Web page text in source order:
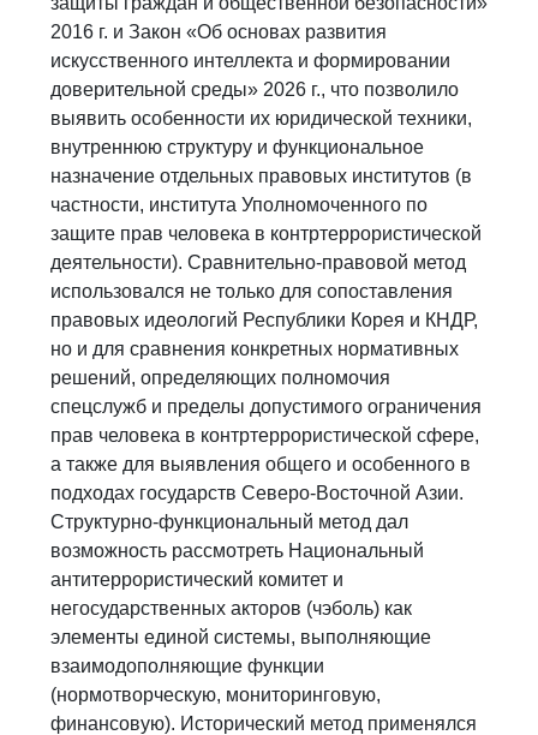
2016 г. и Закон «Об основах развития
искусственного интеллекта и формировании
доверительной среды» 2026 г., что позволило
выявить особенности их юридической техники,
внутреннюю структуру и функциональное
назначение отдельных правовых институтов (в
частности, института Уполномоченного по
защите прав человека в контртеррористической
деятельности). Сравнительно-правовой метод
использовался не только для сопоставления
правовых идеологий Республики Корея и КНДР,
но и для сравнения конкретных нормативных
решений, определяющих полномочия
спецслужб и пределы допустимого ограничения
прав человека в контртеррористической сфере,
а также для выявления общего и особенного в
подходах государств Северо-Восточной Азии.
Структурно-функциональный метод дал
возможность рассмотреть Национальный
антитеррористический комитет и
негосударственных акторов (чэболь) как
элементы единой системы, выполняющие
взаимодополняющие функции
(нормотворческую, мониторинговую,
финансовую). Исторический метод применялся